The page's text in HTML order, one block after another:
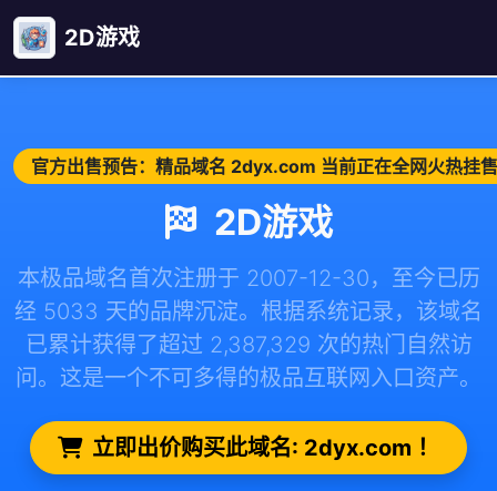
2D游戏
官方出售预告：精品域名 2dyx.com 当前正在全网火热挂
2D游戏
本极品域名首次注册于 2007-12-30，至今已历
经 5033 天的品牌沉淀。根据系统记录，该域名
已累计获得了超过 2,387,329 次的热门自然访
问。这是一个不可多得的极品互联网入口资产。
立即出价购买此域名: 2dyx.com ！